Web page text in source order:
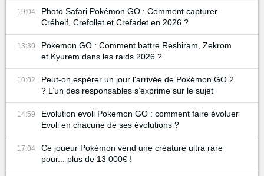
19:04
Photo Safari Pokémon GO : Comment capturer
Créhelf, Crefollet et Crefadet en 2026 ?
13:30
Pokemon GO : Comment battre Reshiram, Zekrom
et Kyurem dans les raids 2026 ?
10:02
Peut-on espérer un jour l'arrivée de Pokémon GO 2
? L’un des responsables s’exprime sur le sujet
14:59
Evolution evoli Pokemon GO : comment faire évoluer
Evoli en chacune de ses évolutions ?
17:04
Ce joueur Pokémon vend une créature ultra rare
pour... plus de 13 000€ !